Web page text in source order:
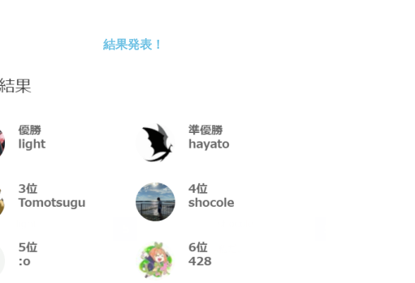
結果発表！